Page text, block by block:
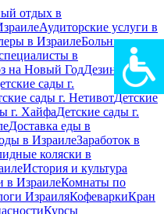
отдых в
Аудиторские услуги в
в ИзраилеБольницы в
в
на Новый ГодДезинфекция
сады г.
сады г. НетивотДетские
г. ХайфаДетские сады г.
Доставка еды в
в ИзраилеЗаработок в
коляски в
История и культура
в ИзраилеКомнаты по
ИзраиляКофеваркиКран
Курсы